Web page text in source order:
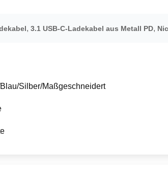
, 3.1 USB-C-Ladekabel aus Metall PD,
Silber/Maßgeschneidert